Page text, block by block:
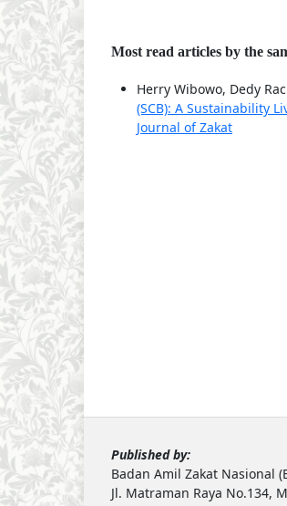
Most read articles by the
Herry Wibowo, Dedy
(SCB): A Sustainability
Journal of Zakat
Published by:
Badan Amil Zakat Nasional
Jl. Matraman Raya No.134,